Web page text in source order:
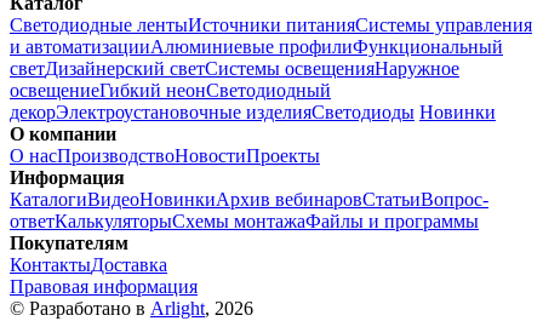
Светодиодные лентыИсточники питанияСистемы управления
и автоматизацииАлюминиевые профилиФункциональный
светДизайнерский светСистемы освещенияНаружное
освещениеГибкий неонСветодиодный
декорЭлектроустановочные изделияСветодиоды Новинки
О компании
О насПроизводствоНовостиПроекты
Информация
КаталогиВидеоНовинкиАрхив вебинаровСтатьиВопрос-
ответКалькуляторыСхемы монтажаФайлы и программы
Покупателям
КонтактыДоставка
Правовая информация
© Разработано в Arlight, 2026